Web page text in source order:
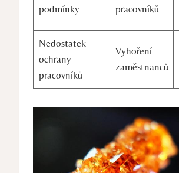
podmínky
pracovníků
Nedostatek
ochrany
pracovníků
Vyhoření
zaměstnanců